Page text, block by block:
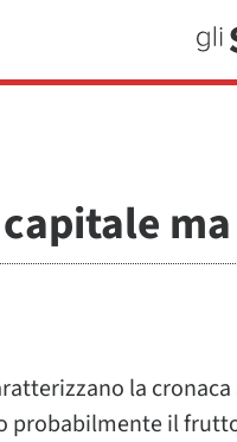
la
probabilmente il